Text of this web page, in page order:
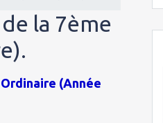
la 7ème
(Année